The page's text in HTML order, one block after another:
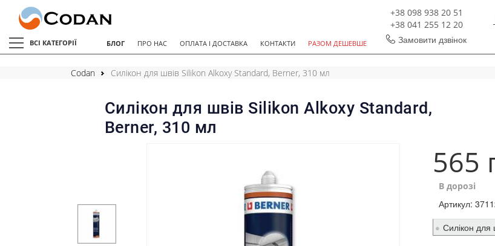
ВСІ КАТЕГОРІЇ БЛОГ ПРО НАС ОПЛАТА І ДОСТАВКА КОНТАКТИ РАЗОМ ДЕШЕВШЕ
+38 098 938 20 51
+38 041 255 12 20
Замовити дзвінок
Codan Силікон для швів Silikon Alkoxy Standard, Berner, 310 мл
Силікон для швів Silikon Alkoxy Standard,
Berner, 310 мл
565
В дорозі
Артикул:
Силікон для